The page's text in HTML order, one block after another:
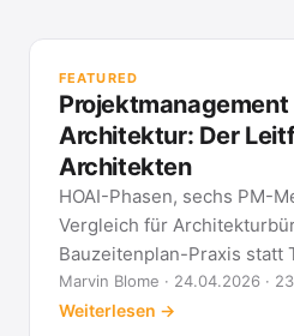
FEATURED
Projektmanagement
Architektur: Der
Architekten
HOAI-Phasen, sechs PM-
Vergleich für
Bauzeitenplan-Praxis statt
Architekten-FAQ.
Marvin Blome · 24.04.2026 ·
Weiterlesen →